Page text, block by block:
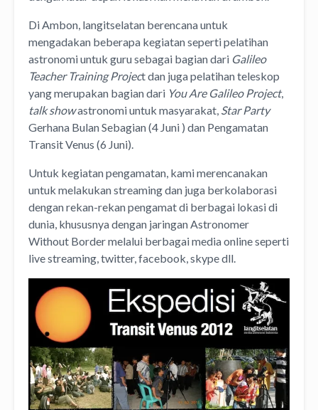
Di Ambon, langitselatan berencana untuk
mengadakan beberapa kegiatan seperti pelatihan
astronomi untuk guru sebagai bagian dari Galileo
Teacher Training Project dan juga pelatihan teleskop
yang merupakan bagian dari You Are Galileo Project,
talk showastronomi untuk masyarakat, Star Party
Gerhana Bulan Sebagian (4 Juni ) dan Pengamatan
Transit Venus (6 Juni).
Untuk kegiatan pengamatan, kami merencanakan
untuk melakukan streaming dan juga berkolaborasi
dengan rekan-rekan pengamat di berbagai lokasi di
dunia, khususnya dengan jaringan Astronomer
Without Border melalui berbagai media online seperti
live streaming, twitter, facebook, skype dll.